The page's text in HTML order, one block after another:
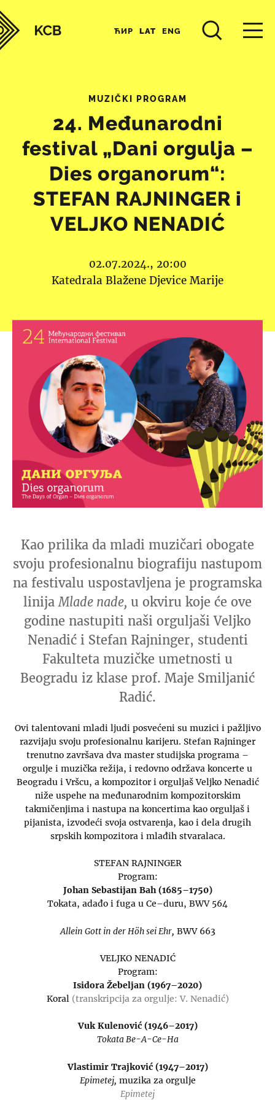
ЋИР LAT ENG
MUZIČKI PROGRAM
24. Međunarodni
festival „Dani orgulja –
Dies organorum“:
STEFAN RAJNINGER i
VELJKO NENADIĆ
02.07.2024., 20:00
Katedrala Blažene Djevice Marije
Kao prilika da mladi muzičari obogate
svoju profesionalnu biografiju nastupom
na festivalu uspostavljena je programska
linijaMlade nade, u okviru koje će ove
godine nastupiti naši orguljaši Veljko
Nenadić i Stefan Rajninger, studenti
Fakulteta muzičke umetnosti u
Beogradu iz klase prof. Maje Smiljanić
Radić.
Ovi talentovani mladi ljudi posvećeni su muzici i pažljivo
razvijaju svoju profesionalnu karijeru. Stefan Rajninger
trenutno završava dva master studijska programa –
orgulje i muzička režija, i redovno održava koncerte u
Beogradu i Vršcu, a kompozitor i orguljaš Veljko Nenadić
niže uspehe na međunarodnim kompozitorskim
takmičenjima i nastupa na koncertima kao orguljaš i
pijanista, izvodeći svoja ostvarenja, kao i dela drugih
srpskih kompozitora i mlađih stvaralaca.
STEFAN RAJNINGER
Program:
Johan Sebastijan Bah (1685–1750)
Tokata, adađo i fuga u Ce–duru, BWV 564
Allein Gott in der Höh sei Ehr, BWV 663
VELJKO NENADIĆ
Program:
Isidora Žebeljan (1967–2020)
Koral (transkripcija za orgulje: V. Nenadić)
Vuk Kulenović (1946–2017)
Tokata Be-A-Ce-Ha
Vlastimir Trajković (1947–2017)
Epimetej, muzika za orgulje
Epimetej